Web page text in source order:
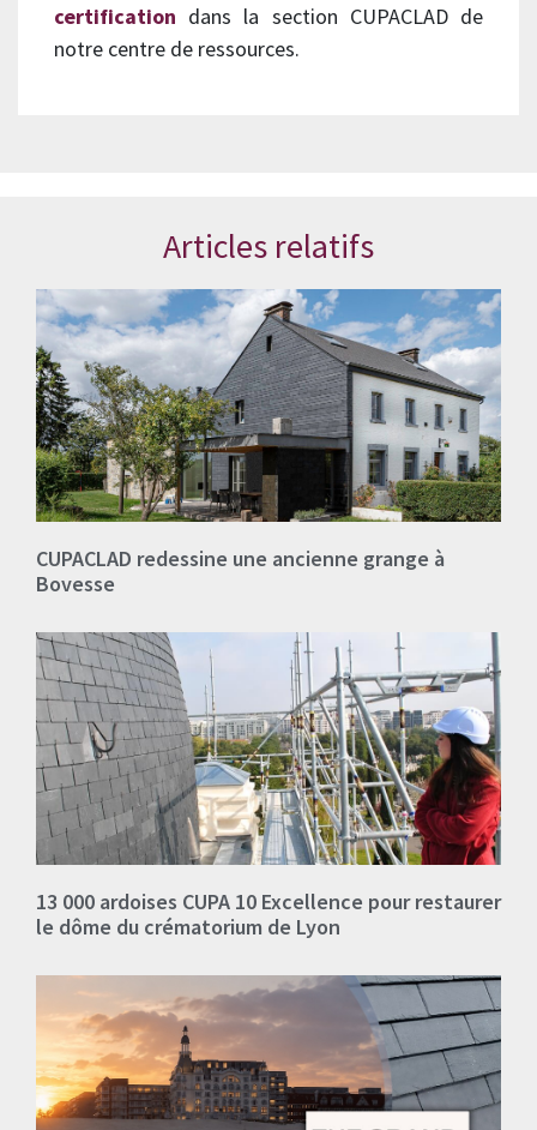
certification dans la section CUPACLAD de
notre centre de ressources.
Articles relatifs
CUPACLAD redessine une ancienne grange à
Bovesse
13 000 ardoises CUPA 10 Excellence pour restaurer
le dôme du crématorium de Lyon